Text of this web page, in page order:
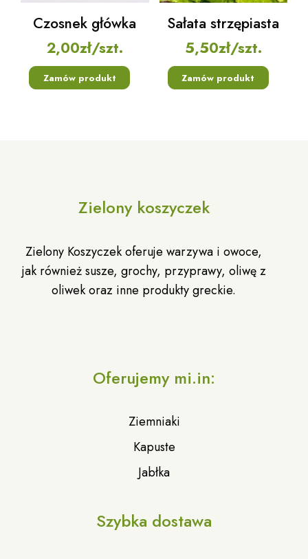
Czosnek główka
2,00zł/szt.
Zamów produkt
Sałata strzępiasta
5,50zł/szt.
Zamów produkt
Zielony koszyczek
Zielony Koszyczek oferuje warzywa i owoce,
jak również susze, grochy, przyprawy, oliwę z
oliwek oraz inne produkty greckie.
Oferujemy mi.in:
Ziemniaki
Kapuste
Jabłka
Szybka dostawa